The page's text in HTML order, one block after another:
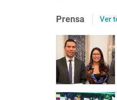
Prensa Ver
[en
racismo
Nilma Lino
habitantes, a
anos do fim do